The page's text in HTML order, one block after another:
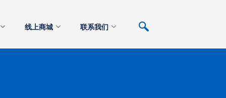
线上商城 联系我们